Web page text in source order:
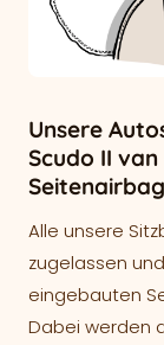
Unsere
Scudo II
Seitenairbag
Alle unsere
zugelassen
eingebauten
Dabei werden